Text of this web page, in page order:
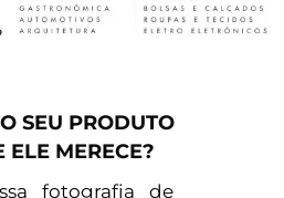
SEU PRODUTO
MERECE?
fotografia de